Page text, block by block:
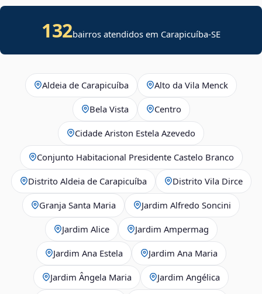
132bairros atendidos em Carapicuíba-SE
Aldeia de Carapicuíba Alto da Vila Menck
Bela Vista Centro
Cidade Ariston Estela Azevedo
Conjunto Habitacional Presidente Castelo Branco
Distrito Aldeia de Carapicuíba Distrito Vila Dirce
Granja Santa Maria Jardim Alfredo Soncini
Jardim Alice Jardim Ampermag
Jardim Ana Estela Jardim Ana Maria
Jardim Ângela Maria Jardim Angélica